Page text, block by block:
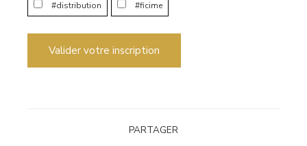
#distribution #ficime
Valider votre inscription
PARTAGER